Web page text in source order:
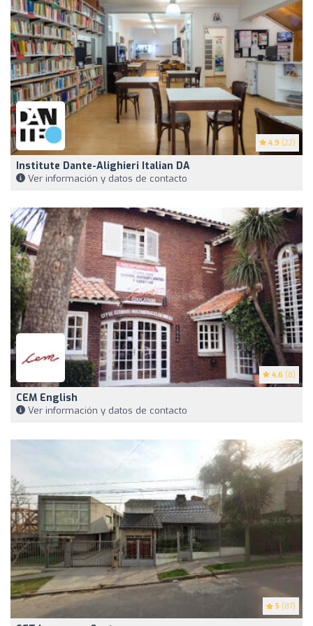
4.9 (22)
Institute Dante-Alighieri Italian DA
Ver información y datos de contacto
4.6 (8)
CEM English
Ver información y datos de contacto
5 (87)